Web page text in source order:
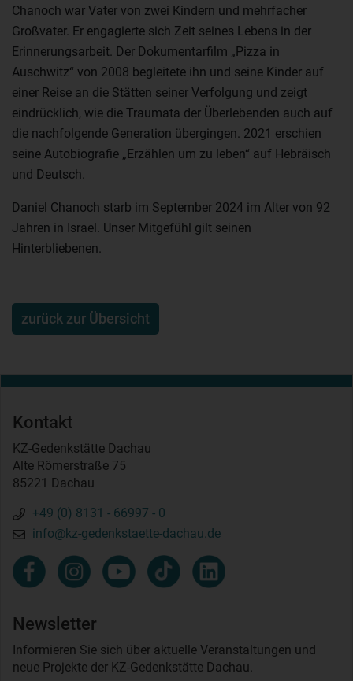
Chanoch war Vater von zwei Kindern und mehrfacher
Großvater. Er engagierte sich Zeit seines Lebens in der
Erinnerungsarbeit. Der Dokumentarfilm „Pizza in
Auschwitz“ von 2008 begleitete ihn und seine Kinder auf
einer Reise an die Stätten seiner Verfolgung und zeigt
eindrücklich, wie die Traumata der Überlebenden auch auf
die nachfolgende Generation übergingen. 2021 erschien
seine Autobiografie „Erzählen um zu leben“ auf Hebräisch
und Deutsch.
Daniel Chanoch starb im September 2024 im Alter von 92
Jahren in Israel. Unser Mitgefühl gilt seinen
Hinterbliebenen.
zurück zur Übersicht
Kontakt
KZ-Gedenkstätte Dachau
Alte Römerstraße 75
85221 Dachau
+49 (0) 8131 - 66997 - 0
info@kz-gedenkstaette-dachau.de
Newsletter
Informieren Sie sich über aktuelle Veranstaltungen und
neue Projekte der KZ-Gedenkstätte Dachau.